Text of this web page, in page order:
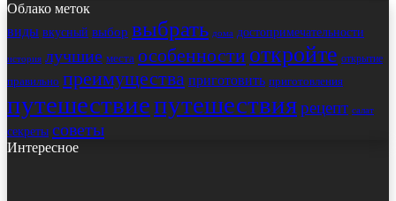
Облако меток
виды вкусный выбор выбрать дома достопримечательности
история лучшие места особенности откройте открытие
правильно преимущества приготовить приготовления
путешествиепутешествиярецепт салат
секреты советы
Интересное